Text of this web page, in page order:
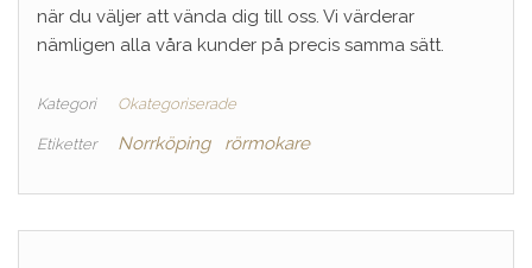
när du väljer att vända dig till oss. Vi värderar
nämligen alla våra kunder på precis samma sätt.
Kategori Okategoriserade
Etiketter Norrköping rörmokare